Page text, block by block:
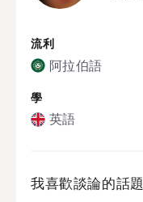
流利
阿拉伯語
學
英語
我喜歡談論的話題